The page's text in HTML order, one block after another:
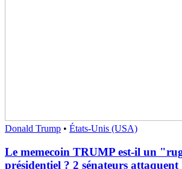
Donald Trump • États-Unis (USA)
Le memecoin TRUMP est-il un
présidentiel ? 2 sénateurs attaquent